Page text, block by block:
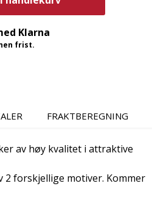
Klarna
frist.
FRAKTBEREGNING
av høy kvalitet i attraktive
2 forskjellige motiver. Kommer